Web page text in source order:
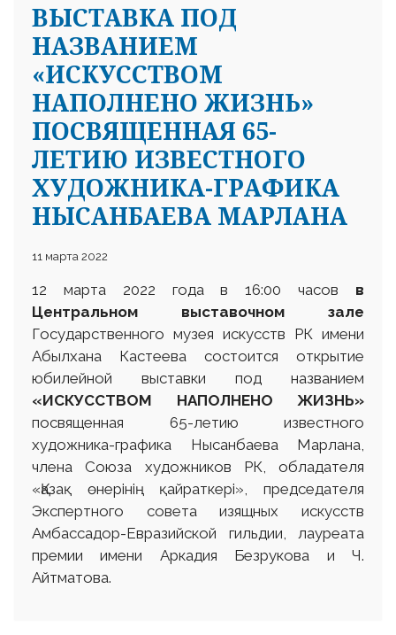
ВЫСТАВКА ПОД
НАЗВАНИЕМ
«ИСКУССТВОМ
НАПОЛНЕНО ЖИЗНЬ»
ПОСВЯЩЕННАЯ 65-
ЛЕТИЮ ИЗВЕСТНОГО
ХУДОЖНИКА-ГРАФИКА
НЫСАНБАЕВА МАРЛАНА
11 марта 2022
12 марта 2022 года в 16:00 часов в
Центральном выставочном зале
Государственного музея искусств РК имени
Абылхана Кастеева состоится открытие
юбилейной выставки под названием
«ИСКУССТВОМ НАПОЛНЕНО ЖИЗНЬ»
посвященная 65-летию известного
художника-графика Нысанбаева Марлана,
члена Союза художников РК, обладателя
«Қазақ өнерінің қайраткері», председателя
Экспертного совета изящных искусств
Амбассадор-Евразийской гильдии, лауреата
премии имени Аркадия Безрукова и Ч.
Айтматова.